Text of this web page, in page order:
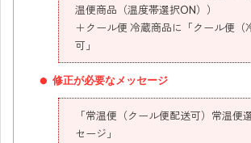
温便商品（温度帯選択ON））
＋クール便 冷蔵商品に「クール便（
可」
修正が必要なメッセージ
「常温便（クール便配送可）常温便
セージ」